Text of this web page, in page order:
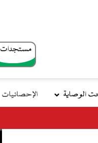
menu
مستجدات
الوصاية الإحصائيات